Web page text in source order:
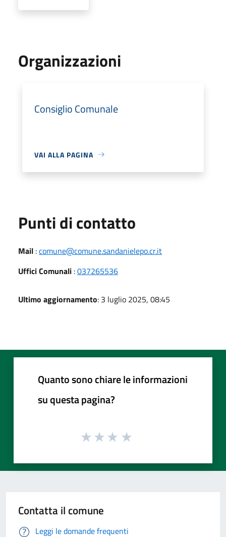
Organizzazioni
Consiglio Comunale
VAI ALLA PAGINA
Punti di contatto
Mail :comune@comune.sandanielepo.cr.it
Uffici Comunali :037265536
Ultimo aggiornamento: 3 luglio 2025, 08:45
Quanto sono chiare le informazioni
su questa pagina?
Contatta il comune
Leggi le domande frequenti